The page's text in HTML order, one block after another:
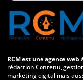
RCM est une agence web
rédaction Contenu,
marketing digital mais